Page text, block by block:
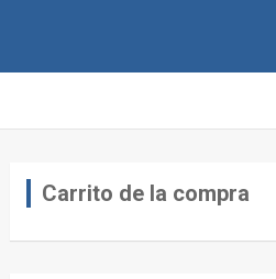
Carrito de la compra